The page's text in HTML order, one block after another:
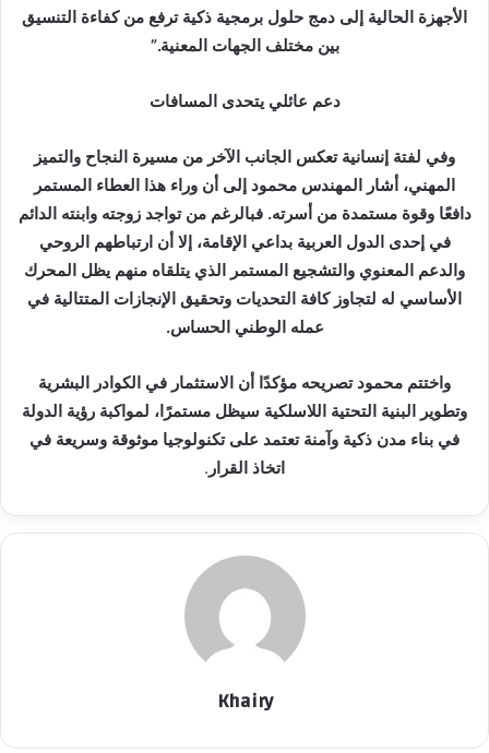
الأجهزة الحالية إلى دمج حلول برمجية ذكية ترفع من كفاءة التنسيق
بين مختلف الجهات المعنية.”
دعم عائلي يتحدى المسافات
وفي لفتة إنسانية تعكس الجانب الآخر من مسيرة النجاح والتميز
المهني، أشار المهندس محمود إلى أن وراء هذا العطاء المستمر
دافعًا وقوة مستمدة من أسرته. فبالرغم من تواجد زوجته وابنته الدائم
في إحدى الدول العربية بداعي الإقامة، إلا أن ارتباطهم الروحي
والدعم المعنوي والتشجيع المستمر الذي يتلقاه منهم يظل المحرك
الأساسي له لتجاوز كافة التحديات وتحقيق الإنجازات المتتالية في
عمله الوطني الحساس.
واختتم محمود تصريحه مؤكدًا أن الاستثمار في الكوادر البشرية
وتطوير البنية التحتية اللاسلكية سيظل مستمرًا، لمواكبة رؤية الدولة
في بناء مدن ذكية وآمنة تعتمد على تكنولوجيا موثوقة وسريعة في
اتخاذ القرار .
Khairy